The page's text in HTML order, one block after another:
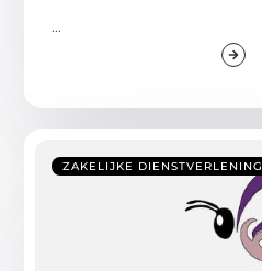
...
ZAKELIJKE DIENSTVERLENING